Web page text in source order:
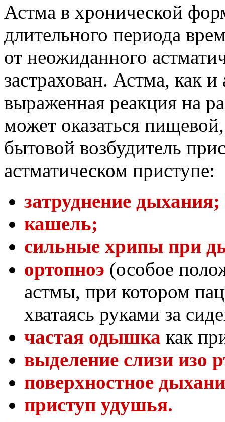
Астма в хронической
длительного периода
от неожиданного
застрахован. Астма, как и
выраженная реакция на
может оказаться
бытовой возбудитель
астматическом приступе:
затруднение дыхания;
кашель;
сильные хрипы при
ортопноэ (особое
астмы, при котором
хватаясь руками за
частая одышка как
выделение слизи изо
поверхностное
приступ удушья.